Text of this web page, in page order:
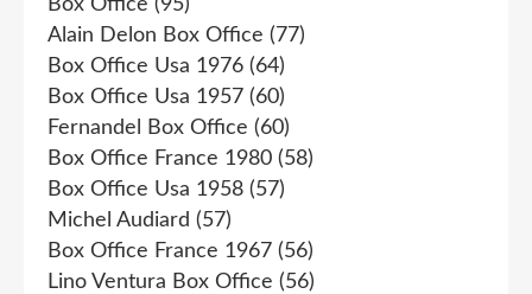
Box Office (95)
Alain Delon Box Office (77)
Box Office Usa 1976 (64)
Box Office Usa 1957 (60)
Fernandel Box Office (60)
Box Office France 1980 (58)
Box Office Usa 1958 (57)
Michel Audiard (57)
Box Office France 1967 (56)
Lino Ventura Box Office (56)